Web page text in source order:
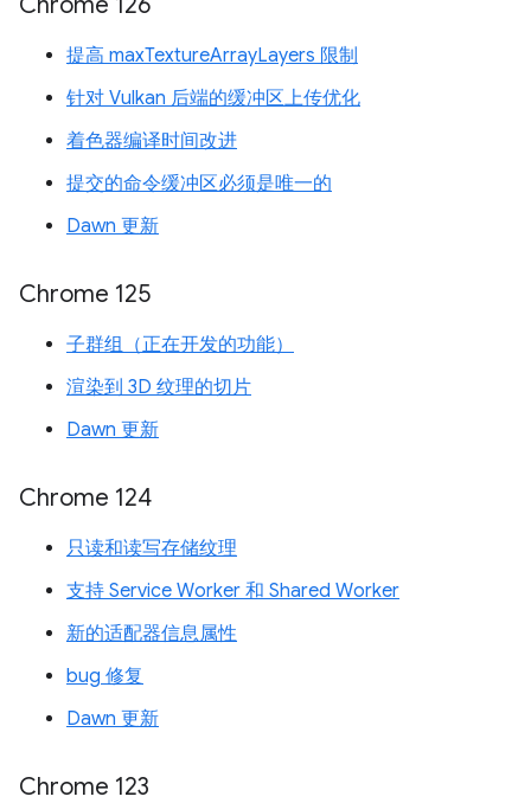
提高 maxTextureArrayLayers 限制
针对 Vulkan 后端的缓冲区上传优化
着色器编译时间改进
提交的命令缓冲区必须是唯一的
Dawn 更新
Chrome 125
子群组（正在开发的功能）
渲染到 3D 纹理的切片
Dawn 更新
Chrome 124
只读和读写存储纹理
支持 Service Worker 和 Shared Worker
新的适配器信息属性
bug 修复
Dawn 更新
Chrome 123